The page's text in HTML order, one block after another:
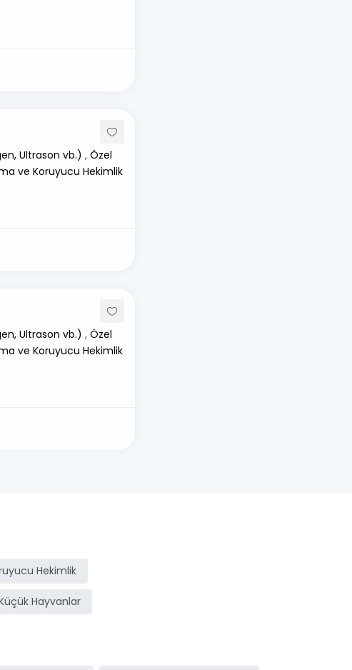
Ultrason vb.) , Özel
ve Koruyucu Hekimlik
Ultrason vb.) , Özel
ve Koruyucu Hekimlik
Hekimlik
Hayvanlar